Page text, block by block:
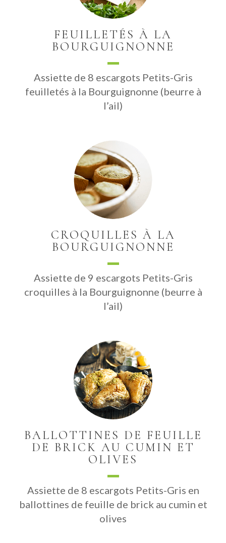
FEUILLETÉS À LA
BOURGUIGNONNE
Assiette de 8 escargots Petits-Gris
feuilletés à la Bourguignonne (beurre à
l’ail)
CROQUILLES À LA
BOURGUIGNONNE
Assiette de 9 escargots Petits-Gris
croquilles à la Bourguignonne (beurre à
l’ail)
BALLOTTINES DE FEUILLE
DE BRICK AU CUMIN ET
OLIVES
Assiette de 8 escargots Petits-Gris en
ballottines de feuille de brick au cumin et
olives